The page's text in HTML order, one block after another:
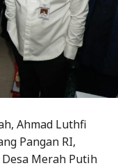
Ahmad Luthfi
Pangan RI,
Merah Putih